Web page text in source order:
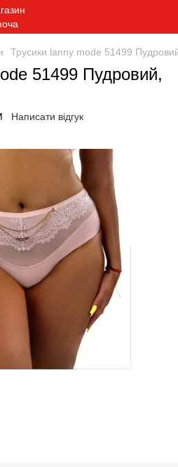
Трусики lanny mode 51499
51499 Пудровий,
Написати відгук